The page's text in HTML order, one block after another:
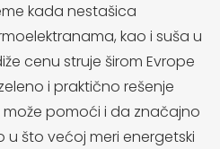
kada nestašica
kao i suša u
cenu struje širom Evrope
i praktično rešenje
pomoći i da značajno
što većoj meri energetski